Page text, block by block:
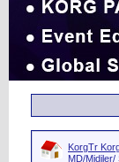
KorgTr
MD/Midiler/